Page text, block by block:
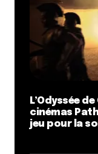
L’Odyssée
cinémas
jeu pour la